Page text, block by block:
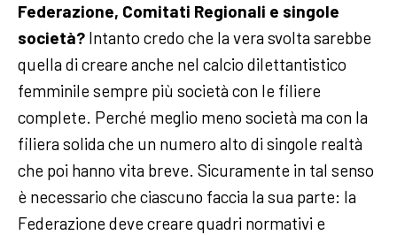
Federazione, Comitati Regionali e singole
società? Intanto credo che la vera svolta sarebbe
quella di creare anche nel calcio dilettantistico
femminile sempre più società con le filiere
complete. Perché meglio meno società ma con la
filiera solida che un numero alto di singole realtà
che poi hanno vita breve. Sicuramente in tal senso
è necessario che ciascuno faccia la sua parte: la
Federazione deve creare quadri normativi e